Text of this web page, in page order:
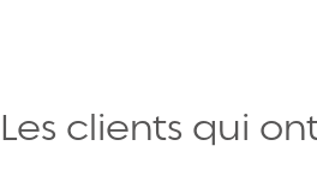
Les clients qui